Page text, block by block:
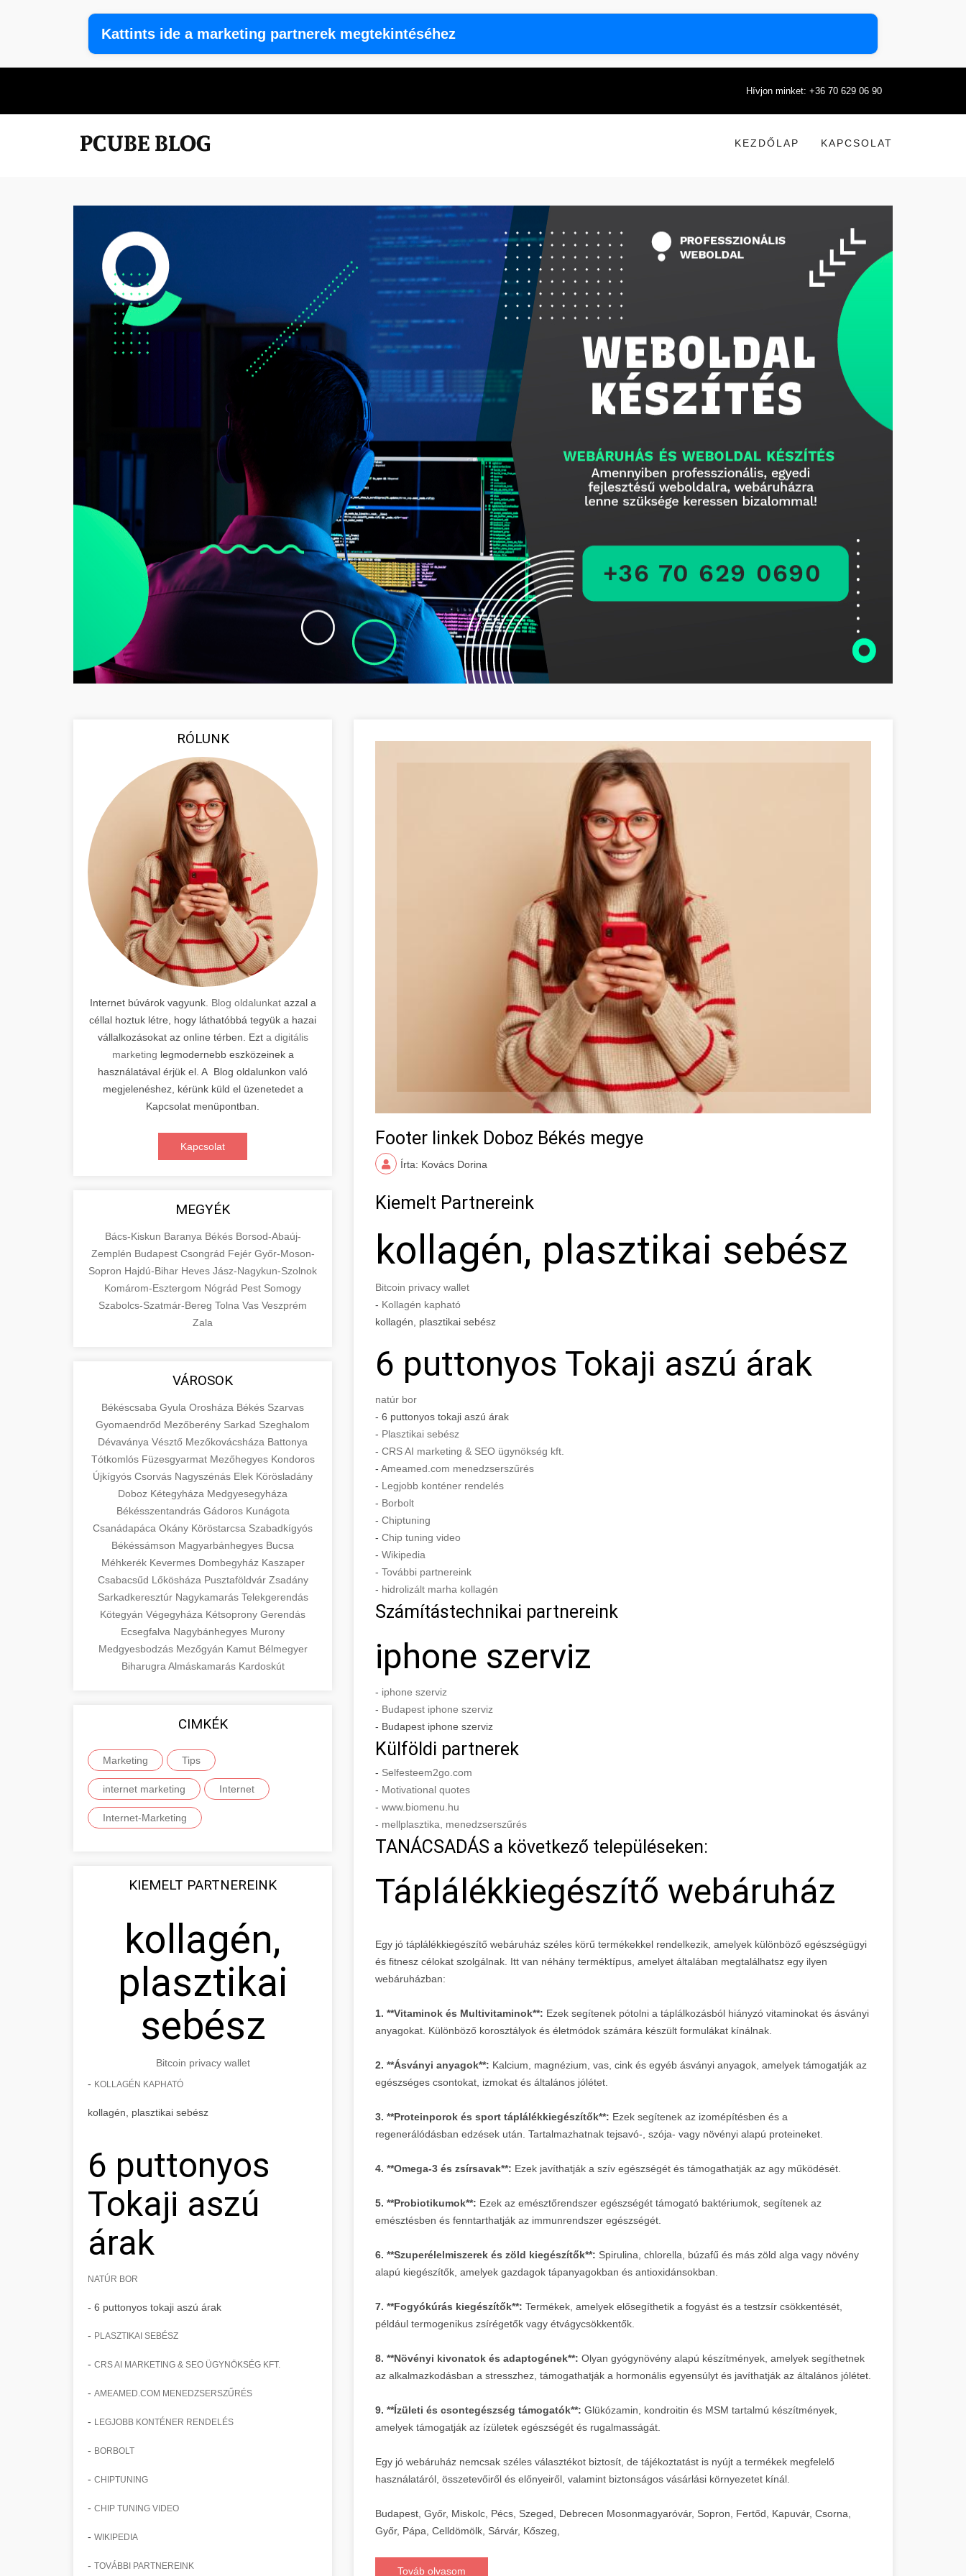
Kattints ide a marketing partnerek megtekintéséhez
Hívjon minket: +36 70 629 06 90
KEZDŐLAP KAPCSOLAT
RÓLUNK
Internet búvárok vagyunk. Blog oldalunkatazzal a
céllal hoztuk létre, hogy láthatóbbá tegyük a hazai
vállalkozásokat az online térben. Ezt a digitális
marketing legmodernebb eszközeinek a
használatával érjük el. A Blog oldalunkon való
megjelenéshez, kérünk küld el üzenetedet a
Kapcsolat menüpontban.
Kapcsolat
MEGYÉK
Bács-Kiskun Baranya Békés Borsod-Abaúj-
Zemplén Budapest Csongrád Fejér Győr-Moson-
Sopron Hajdú-Bihar Heves Jász-Nagykun-Szolnok
Komárom-Esztergom Nógrád Pest Somogy
Szabolcs-Szatmár-Bereg Tolna Vas Veszprém
Zala
VÁROSOK
Békéscsaba Gyula Orosháza Békés Szarvas
Gyomaendrőd Mezőberény Sarkad Szeghalom
Dévaványa Vésztő Mezőkovácsháza Battonya
Tótkomlós Füzesgyarmat Mezőhegyes Kondoros
Újkígyós Csorvás Nagyszénás Elek Körösladány
Doboz Kétegyháza Medgyesegyháza
Békésszentandrás Gádoros Kunágota
Csanádapáca Okány Köröstarcsa Szabadkígyós
Békéssámson Magyarbánhegyes Bucsa
Méhkerék Kevermes Dombegyház Kaszaper
Csabacsűd Lőkösháza Pusztaföldvár Zsadány
Sarkadkeresztúr Nagykamarás Telekgerendás
Kötegyán Végegyháza Kétsoprony Gerendás
Ecsegfalva Nagybánhegyes Murony
Medgyesbodzás Mezőgyán Kamut Bélmegyer
Biharugra Almáskamarás Kardoskút
CIMKÉK
Marketing Tips
internet marketing Internet
Internet-Marketing
KIEMELT PARTNEREINK
kollagén,
plasztikai
sebész
Bitcoin privacy wallet
- KOLLAGÉN KAPHATÓ
kollagén, plasztikai sebész
6 puttonyos
Tokaji aszú
árak
NATÚR BOR
- 6 puttonyos tokaji aszú árak
- PLASZTIKAI SEBÉSZ
- CRS AI MARKETING & SEO ÜGYNÖKSÉG KFT.
- AMEAMED.COM MENEDZSERSZŰRÉS
- LEGJOBB KONTÉNER RENDELÉS
- BORBOLT
- CHIPTUNING
- CHIP TUNING VIDEO
- WIKIPEDIA
- TOVÁBBI PARTNEREINK
Footer linkek Doboz Békés megye
Írta: Kovács Dorina
Kiemelt Partnereink
kollagén, plasztikai sebész
Bitcoin privacy wallet
- Kollagén kapható
kollagén, plasztikai sebész
6 puttonyos Tokaji aszú árak
natúr bor
- 6 puttonyos tokaji aszú árak
- Plasztikai sebész
- CRS AI marketing & SEO ügynökség kft.
- Ameamed.com menedzserszűrés
- Legjobb konténer rendelés
- Borbolt
- Chiptuning
- Chip tuning video
- Wikipedia
- További partnereink
- hidrolizált marha kollagén
Számítástechnikai partnereink
iphone szerviz
- iphone szerviz
- Budapest iphone szerviz
- Budapest iphone szerviz
Külföldi partnerek
- Selfesteem2go.com
- Motivational quotes
- www.biomenu.hu
- mellplasztika, menedzserszűrés
TANÁCSADÁS a következő településeken:
Táplálékkiegészítő webáruház
Egy jó táplálékkiegészítő webáruház széles körű termékekkel rendelkezik, amelyek különböző egészségügyi
és fitnesz célokat szolgálnak. Itt van néhány terméktípus, amelyet általában megtalálhatsz egy ilyen
webáruházban:
1. **Vitaminok és Multivitaminok**: Ezek segítenek pótolni a táplálkozásból hiányzó vitaminokat és ásványi
anyagokat. Különböző korosztályok és életmódok számára készült formulákat kínálnak.
2. **Ásványi anyagok**: Kalcium, magnézium, vas, cink és egyéb ásványi anyagok, amelyek támogatják az
egészséges csontokat, izmokat és általános jólétet.
3. **Proteinporok és sport táplálékkiegészítők**: Ezek segítenek az izomépítésben és a
regenerálódásban edzések után. Tartalmazhatnak tejsavó-, szója- vagy növényi alapú proteineket.
4. **Omega-3 és zsírsavak**: Ezek javíthatják a szív egészségét és támogathatják az agy működését.
5. **Probiotikumok**: Ezek az emésztőrendszer egészségét támogató baktériumok, segítenek az
emésztésben és fenntarthatják az immunrendszer egészségét.
6. **Szuperélelmiszerek és zöld kiegészítők**: Spirulina, chlorella, búzafű és más zöld alga vagy növény
alapú kiegészítők, amelyek gazdagok tápanyagokban és antioxidánsokban.
7. **Fogyókúrás kiegészítők**: Termékek, amelyek elősegíthetik a fogyást és a testzsír csökkentését,
például termogenikus zsírégetők vagy étvágycsökkentők.
8. **Növényi kivonatok és adaptogének**: Olyan gyógynövény alapú készítmények, amelyek segíthetnek
az alkalmazkodásban a stresszhez, támogathatják a hormonális egyensúlyt és javíthatják az általános jólétet.
9. **Ízületi és csontegészség támogatók**: Glükózamin, kondroitin és MSM tartalmú készítmények,
amelyek támogatják az ízületek egészségét és rugalmasságát.
Egy jó webáruház nemcsak széles választékot biztosít, de tájékoztatást is nyújt a termékek megfelelő
használatáról, összetevőiről és előnyeiről, valamint biztonságos vásárlási környezetet kínál.
Budapest, Győr, Miskolc, Pécs, Szeged, Debrecen Mosonmagyaróvár, Sopron, Fertőd, Kapuvár, Csorna,
Győr, Pápa, Celldömölk, Sárvár, Kőszeg,
Továb olvasom